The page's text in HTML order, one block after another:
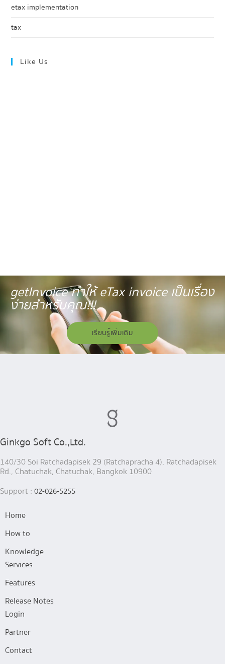
etax implementation
tax
Like Us
getInvoice ทำให้ eTax invoice เป็นเรื่อง
ง่ายสำหรับคุณ!!!
เรียนรู้เพิ่มเติม
Ginkgo Soft Co.,Ltd.
140/30 Soi Ratchadapisek 29 (Ratchapracha 4), Ratchadapisek
Rd., Chatuchak, Chatuchak, Bangkok 10900
Support : 02-026-5255
Home
How to
Knowledge
Services
Features
Release Notes
Login
Partner
Contact